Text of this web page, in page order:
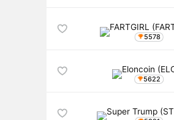
5578
5622